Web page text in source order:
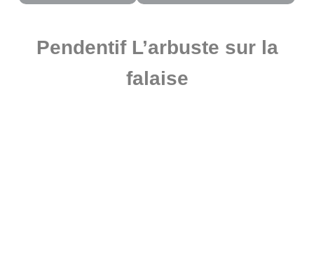
Pendentif L’arbuste sur la
falaise